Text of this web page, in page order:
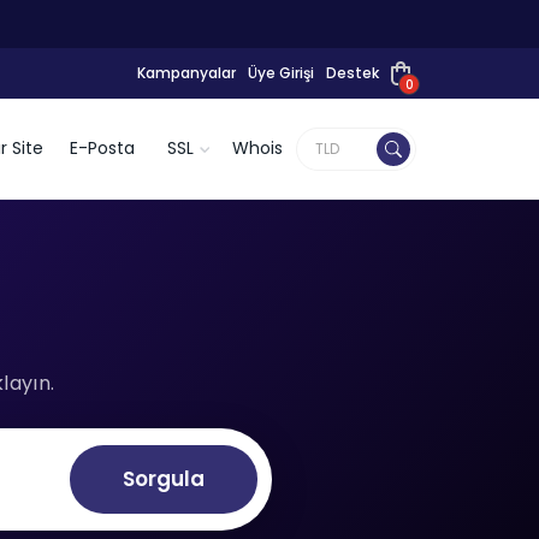
Kampanyalar Üye Girişi Destek
0
Site E-Posta SSL Whois
Sorgula